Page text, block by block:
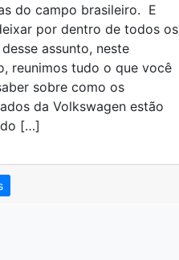
do campo brasileiro. E
por dentro de todos os
assunto, neste
reunimos tudo o que você
sobre como os
da Volkswagen estão
[…]